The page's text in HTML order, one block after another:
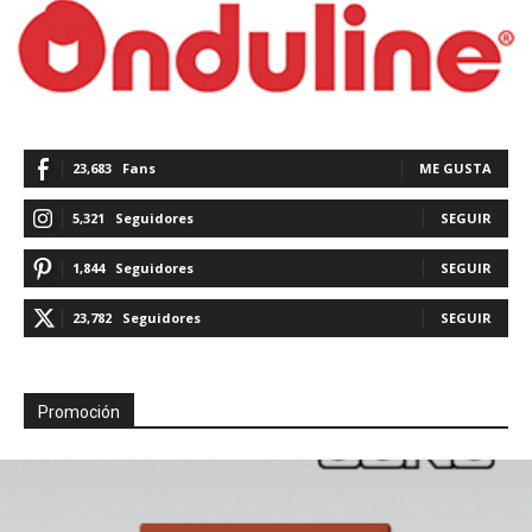
23,683 Fans ME GUSTA
5,321 Seguidores SEGUIR
1,844 Seguidores SEGUIR
23,782 Seguidores SEGUIR
Promoción